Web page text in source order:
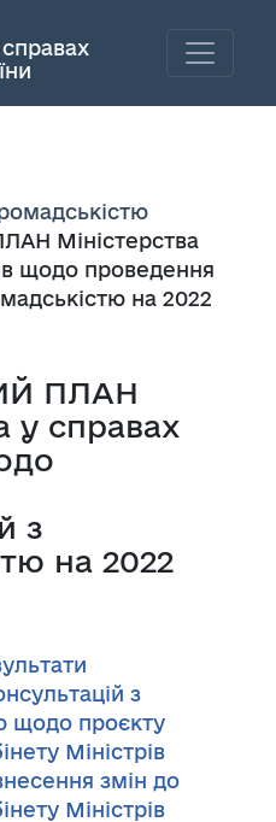
Міністерства
щодо проведення
на 2022
ПЛАН
у справах
з
на 2022
з
щодо проєкту
Міністрів
змін до
Міністрів